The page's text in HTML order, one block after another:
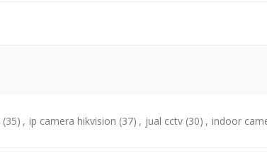
(35) , ip camera hikvision (37) , jual cctv (30) , indoor